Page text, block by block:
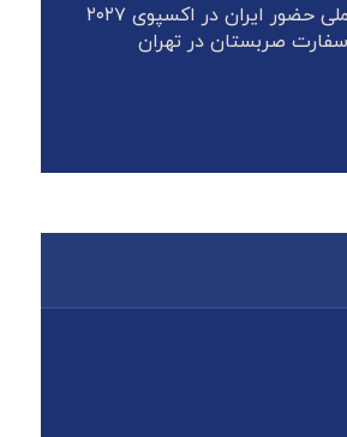
رونمایی از نماد لوگوی ملی حضور ایران در اکسپوی ۲۰۲۷
سفارت صربستان در تهران